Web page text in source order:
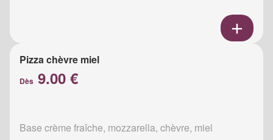
Pizza chèvre miel
Dès 9.00 €
Base crème fraîche, mozzarella, chèvre, miel